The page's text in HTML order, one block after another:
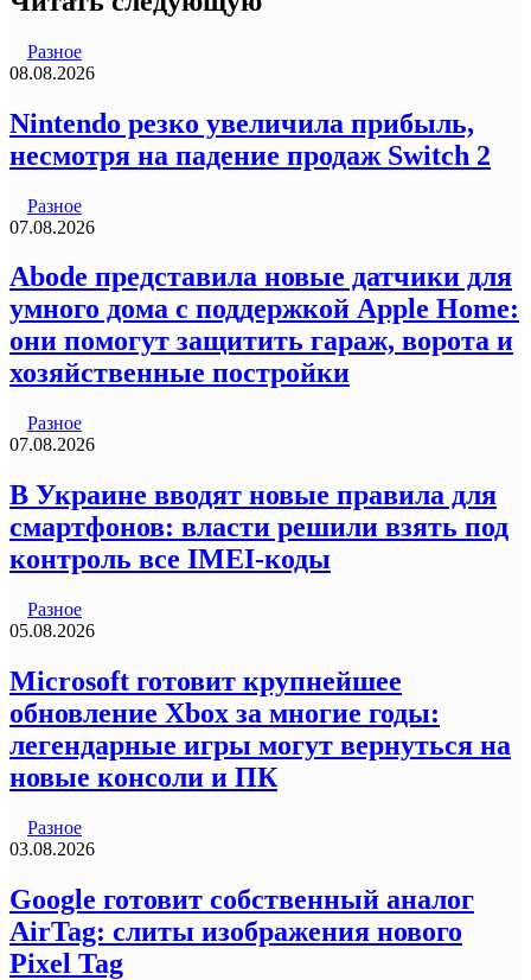
Разное
08.08.2026
Nintendo резко увеличила прибыль,
несмотря на падение продаж Switch 2
Разное
07.08.2026
Abode представила новые датчики для
умного дома с поддержкой Apple Home:
они помогут защитить гараж, ворота и
хозяйственные постройки
Разное
07.08.2026
В Украине вводят новые правила для
смартфонов: власти решили взять под
контроль все IMEI-коды
Разное
05.08.2026
Microsoft готовит крупнейшее
обновление Xbox за многие годы:
легендарные игры могут вернуться на
новые консоли и ПК
Разное
03.08.2026
Google готовит собственный аналог
AirTag: слиты изображения нового
Pixel Tag